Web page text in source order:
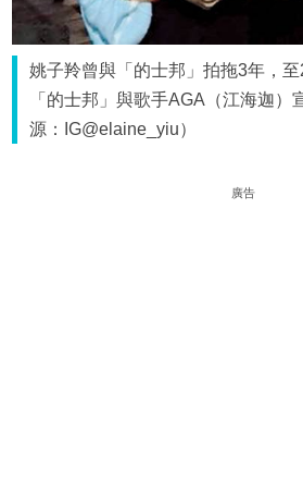
姚子羚曾與「的士邦」拍拖3年，
「的士邦」與歌手AGA（江海迦）
源：IG@elaine_yiu）
廣告